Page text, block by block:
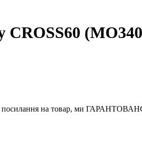
CROSS60
посилання на товар, ми